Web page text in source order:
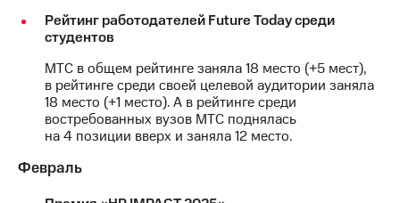
о технологиях
Интервью
Финансовая
отчетность
Контакты
Рейтинг работодателей Future Today среди
студентов
МТС в общем рейтинге заняла 18 место (+5 мест),
в рейтинге среди своей целевой аудитории заняла
18 место (+1 место). А в рейтинге среди
востребованных вузов МТС поднялась
на 4 позиции вверх и заняла 12 место.
Февраль